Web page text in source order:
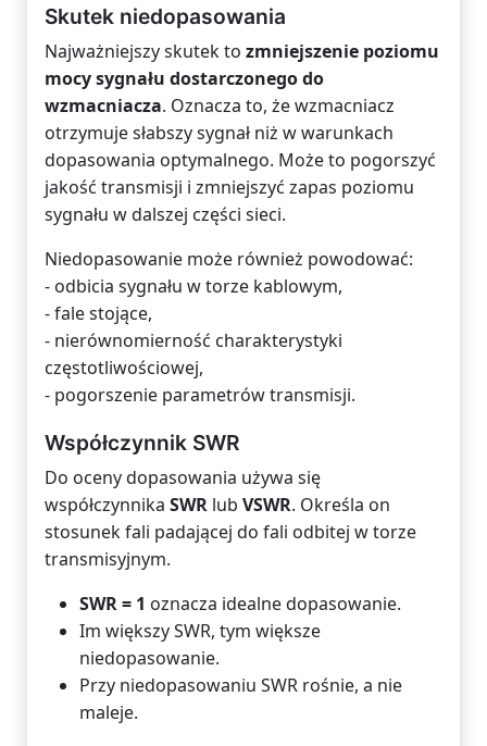
Skutek niedopasowania
Najważniejszy skutek to zmniejszenie poziomu
mocy sygnału dostarczonego do
wzmacniacza. Oznacza to, że wzmacniacz
otrzymuje słabszy sygnał niż w warunkach
dopasowania optymalnego. Może to pogorszyć
jakość transmisji i zmniejszyć zapas poziomu
sygnału w dalszej części sieci.
Niedopasowanie może również powodować:
- odbicia sygnału w torze kablowym,
- fale stojące,
- nierównomierność charakterystyki
częstotliwościowej,
- pogorszenie parametrów transmisji.
Współczynnik SWR
Do oceny dopasowania używa się
współczynnika SWR lub VSWR. Określa on
stosunek fali padającej do fali odbitej w torze
transmisyjnym.
SWR = 1 oznacza idealne dopasowanie.
Im większy SWR, tym większe
niedopasowanie.
Przy niedopasowaniu SWR rośnie, a nie
maleje.